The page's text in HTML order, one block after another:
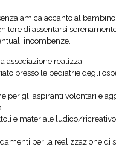
amica accanto al bambino,
di assentarsi
incombenze.
associazione realizza:
presso le pediatrie degli
per gli aspiranti volontari e
e materiale ludico/
per la realizzazione di